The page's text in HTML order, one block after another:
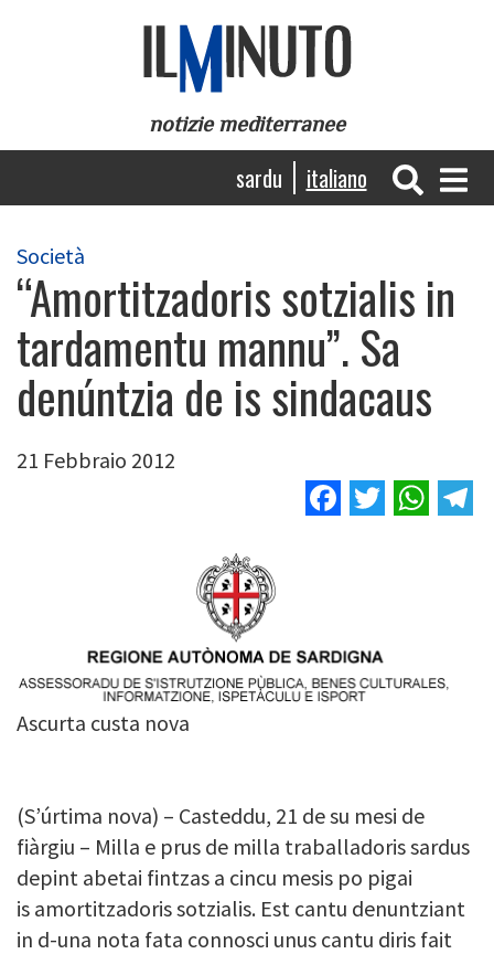
notizie mediterranee
Navigazione
principale
sardu italiano
Società
“Amortitzadoris sotzialis in
tardamentu mannu”. Sa
denúntzia de is sindacaus
21 Febbraio 2012
Facebook
Twitter
Ascurta custa nova
(S’úrtima nova) – Casteddu, 21 de su mesi de
fiàrgiu – Milla e prus de milla traballadoris sardus
depint abetai fintzas a cincu mesis po pigai
is amortitzadoris sotzialis. Est cantu denuntziant
in d-una nota fata connosci unus cantu diris fait